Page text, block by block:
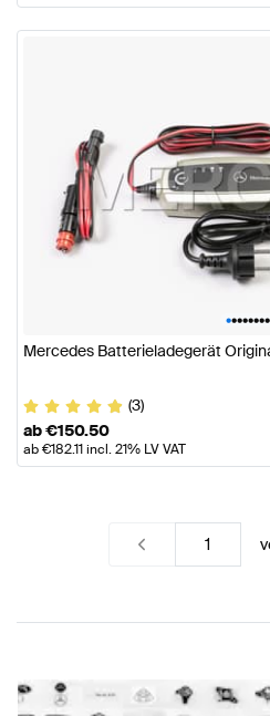
••••••••
Mercedes Batterieladegerät
(3)
ab€150.50
ab€182.11incl. 21% LV VAT